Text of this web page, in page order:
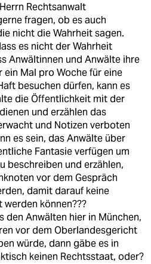
Rechtsanwalt
fragen, ob es auch
nicht die Wahrheit sagen.
es nicht der Wahrheit
Anwältinnen und Anwälte ihre
ein Mal pro Woche für eine
besuchen dürfen, kann es
die Öffentlichkeit mit der
und erzählen das
und Notizen verboten
es sein, das Anwälte über
Fantasie verfügen um
beschreiben und erzählen,
vor dem Gespräch
damit darauf keine
können???
den Anwälten hier in München,
vor dem Oberlandesgericht
würde, dann gäbe es in
keinen Rechtsstaat, oder?